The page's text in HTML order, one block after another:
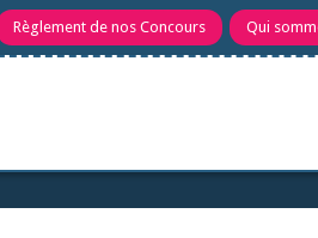
Règlement de nos Concours Qui